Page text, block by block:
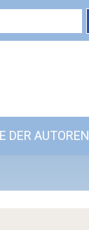
DER AUTOREN